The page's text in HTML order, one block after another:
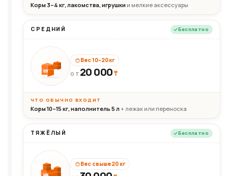
Корм 3–4 кг, лакомства, игрушки и мелкие аксессуары
СРЕДНИЙ Бесплатно
20кг
Вес 10–20 кг
ОТ 20 000₸
ЧТО ОБЫЧНО ВХОДИТ
Корм 10–15 кг, наполнитель 5 л+ лежак или переноска
ТЯЖЁЛЫЙ Бесплатно
30+кг
Вес свыше 20 кг